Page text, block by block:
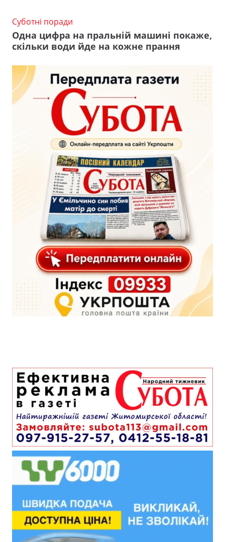
Суботні поради
Одна цифра на пральній машині покаже,
скільки води йде на кожне прання